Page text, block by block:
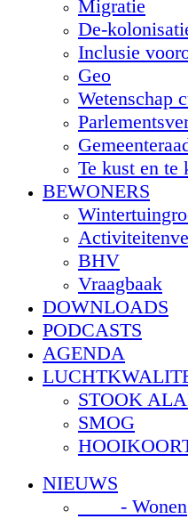
Migratie
De-
Inclusie
Geo
Wetenschap
Te kust en te
BEWONERS
BHV
Vraagbaak
DOWNLOADS
PODCASTS
AGENDA
STOOK
SMOG
NIEUWS
- Wonen